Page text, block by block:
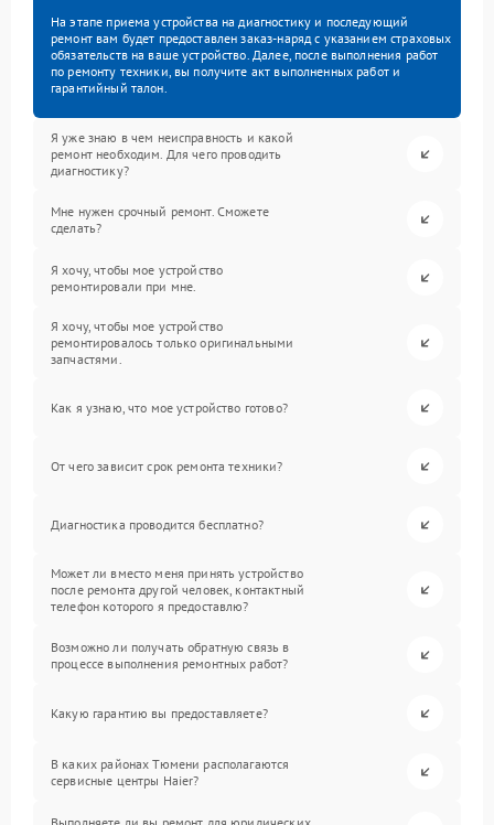
На этапе приема устройства на диагностику и последующий
ремонт вам будет предоставлен заказ-наряд с указанием страховых
обязательств на ваше устройство. Далее, после выполнения работ
по ремонту техники, вы получите акт выполненных работ и
гарантийный талон.
Я уже знаю в чем неисправность и какой
ремонт необходим. Для чего проводить
диагностику?
Мне нужен срочный ремонт. Сможете
сделать?
Я хочу, чтобы мое устройство
ремонтировали при мне.
Я хочу, чтобы мое устройство
ремонтировалось только оригинальными
запчастями.
Как я узнаю, что мое устройство готово?
От чего зависит срок ремонта техники?
Диагностика проводится бесплатно?
Может ли вместо меня принять устройство
после ремонта другой человек, контактный
телефон которого я предоставлю?
Возможно ли получать обратную связь в
процессе выполнения ремонтных работ?
Какую гарантию вы предоставляете?
В каких районах Тюмени располагаются
сервисные центры Haier?
Выполняете ли вы ремонт для юридических